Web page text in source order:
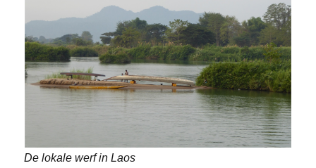
De lokale werf in Laos